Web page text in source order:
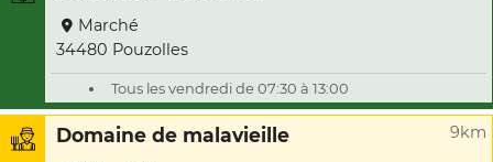
Marché
34480 Pouzolles
Tous les vendredi de 07:30 à 13:00
Domaine de malavieille 9km